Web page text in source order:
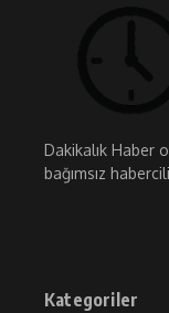
Dakikalık Haber
bağımsız
Kategoriler